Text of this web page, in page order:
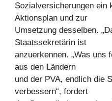
Sozialversicherungen ein
Aktionsplan und zur
Umsetzung desselben.
Staatssekretärin ist
anzuerkennen. „Was uns
aus den Ländern
und der PVA, endlich die
verbessern“, fordert